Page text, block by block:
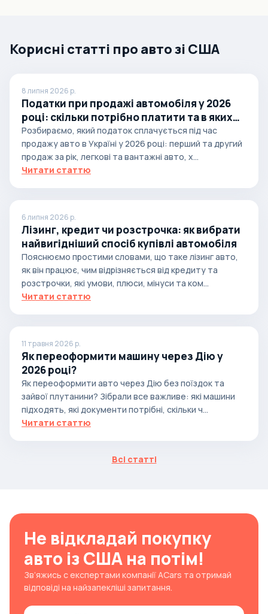
Корисні статті про авто зі США
8 липня 2026 р.
Податки при продажі автомобіля у 2026
році: скільки потрібно платити та в яких
випадках
Розбираємо, який податок сплачується під час
продажу авто в Україні у 2026 році: перший та другий
продаж за рік, легкові та вантажні авто, х...
Читати статтю
6 липня 2026 р.
Лізинг, кредит чи розстрочка: як вибрати
найвигідніший спосіб купівлі автомобіля
Пояснюємо простими словами, що таке лізинг авто,
як він працює, чим відрізняється від кредиту та
розстрочки, які умови, плюси, мінуси та ком...
Читати статтю
11 травня 2026 р.
Як переоформити машину через Дію у
2026 році?
Як переоформити авто через Дію без поїздок та
зайвої плутанини? Зібрали все важливе: які машини
підходять, які документи потрібні, скільки ч...
Читати статтю
Всі статті
Не відкладай покупку
авто із США на потім!
Зв’яжись с експертами компанії ACars та отримай
відповіді на найзапекліші запитання.